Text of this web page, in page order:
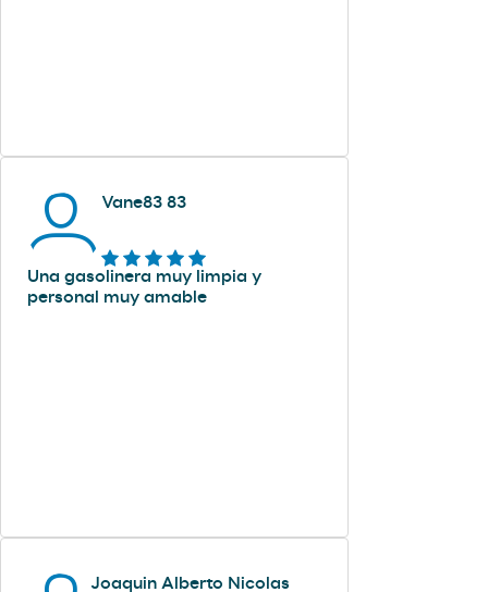
Vane83 83
Una gasolinera muy limpia y
personal muy amable
Joaquin Alberto Nicolas